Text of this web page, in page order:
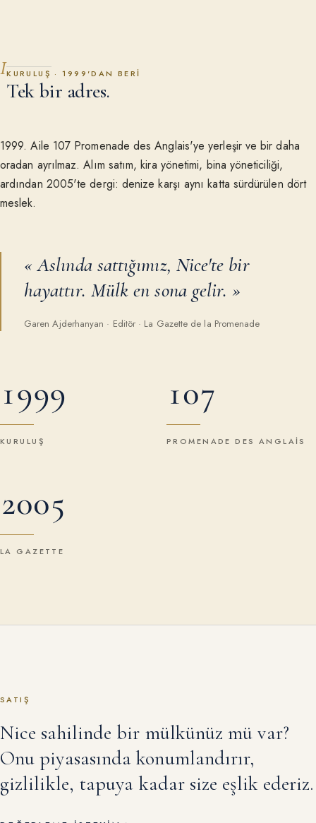
IKURULUŞ · 1999'DAN BERI
Tek bir adres.
1999. Aile 107 Promenade des Anglais'ye yerleşir ve bir daha
oradan ayrılmaz. Alım satım, kira yönetimi, bina yöneticiliği,
ardından 2005'te dergi: denize karşı aynı katta sürdürülen dört
meslek.
«Aslında sattığımız, Nice'te bir
hayattır. Mülk en sona gelir. »
Garen Ajderhanyan · Editör · La Gazette de la Promenade
1999
KURULUŞ
107
PROMENADE DES ANGLAIS
2005
LA GAZETTE
SATIŞ
Nice sahilinde bir mülkünüz mü var?
Onu piyasasında konumlandırır,
gizlilikle, tapuya kadar size eşlik ederiz.